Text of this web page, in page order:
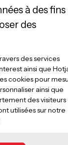
à des fins
des
des services
ainsi que
cookies pour
ainsi que
des visiteurs
utilisées sur notre